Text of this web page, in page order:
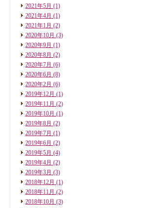
2021年5月 (1)
2021年4月 (1)
2021年1月 (2)
2020年10月 (3)
2020年9月 (1)
2020年8月 (2)
2020年7月 (6)
2020年6月 (8)
2020年2月 (6)
2019年12月 (1)
2019年11月 (2)
2019年10月 (1)
2019年8月 (2)
2019年7月 (1)
2019年6月 (2)
2019年5月 (4)
2019年4月 (2)
2019年3月 (3)
2018年12月 (1)
2018年11月 (2)
2018年10月 (3)